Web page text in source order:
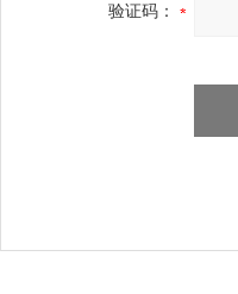
验证码：